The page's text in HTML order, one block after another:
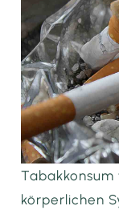
körperlichen